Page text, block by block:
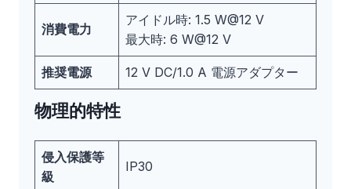
消費電力
アイドル時: 1.5 W@12 V
最大時: 6 W@12 V
推奨電源 12 V DC/1.0 A 電源アダプター
物理的特性
侵入保護等
級
IP30